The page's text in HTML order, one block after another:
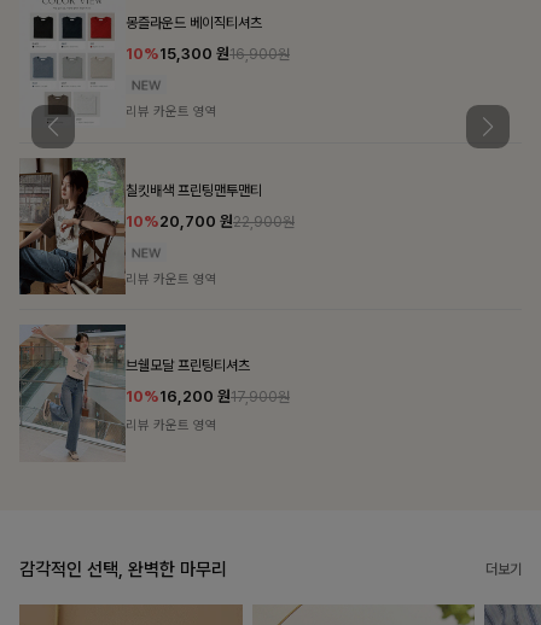
57,600
밴스트라이프 스트링원피스
25%35,100 원46,800원
리뷰 카운트 영역
감각적인 선택, 완벽한 마무리 더보기